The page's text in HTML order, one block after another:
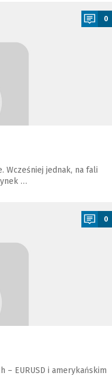
0
Wcześniej jednak, na fali
…
0
– EURUSD i amerykańskim